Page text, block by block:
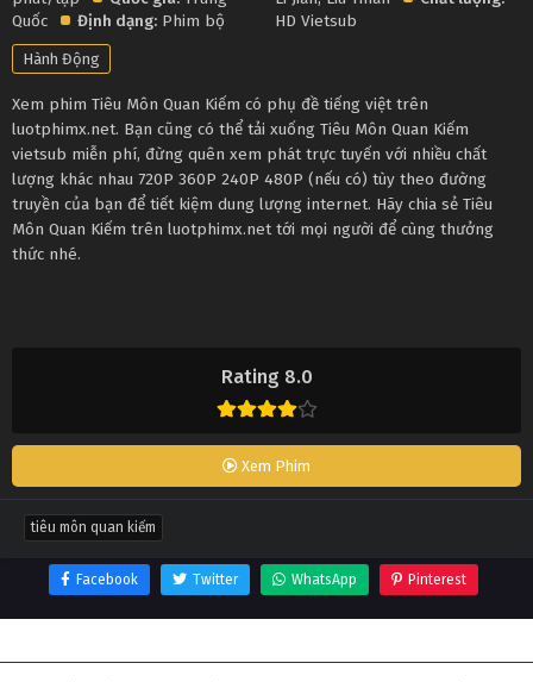
Rating 8.0
Xem Phim
Quốc
Định dạng: Phim bộ
HD Vietsub
Hành Động
Xem phim Tiêu Môn Quan Kiếm có phụ đề tiếng việt trên
luotphimx.net. Bạn cũng có thể tải xuống Tiêu Môn Quan Kiếm
vietsub miễn phí, đừng quên xem phát trực tuyến với nhiều chất
lượng khác nhau 720P 360P 240P 480P (nếu có) tùy theo đường
truyền của bạn để tiết kiệm dung lượng internet. Hãy chia sẻ Tiêu
Môn Quan Kiếm trên luotphimx.net tới mọi người để cùng thưởng
thức nhé.
tiêu môn quan kiếm
Facebook Twitter WhatsApp Pinterest